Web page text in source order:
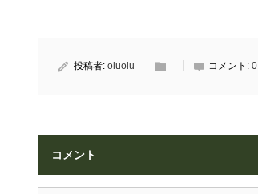
投稿者: oluolu コメント: 0
コメント